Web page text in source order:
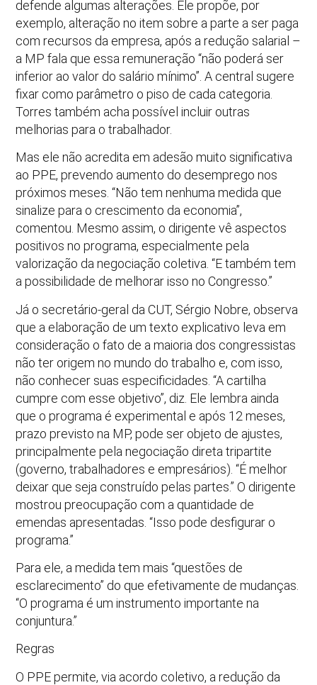
defende algumas alterações. Ele propõe, por
exemplo, alteração no item sobre a parte a ser paga
com recursos da empresa, após a redução salarial –
a MP fala que essa remuneração “não poderá ser
inferior ao valor do salário mínimo”. A central sugere
fixar como parâmetro o piso de cada categoria.
Torres também acha possível incluir outras
melhorias para o trabalhador.
Mas ele não acredita em adesão muito significativa
ao PPE, prevendo aumento do desemprego nos
próximos meses. “Não tem nenhuma medida que
sinalize para o crescimento da economia”,
comentou. Mesmo assim, o dirigente vê aspectos
positivos no programa, especialmente pela
valorização da negociação coletiva. “E também tem
a possibilidade de melhorar isso no Congresso.”
Já o secretário-geral da CUT, Sérgio Nobre, observa
que a elaboração de um texto explicativo leva em
consideração o fato de a maioria dos congressistas
não ter origem no mundo do trabalho e, com isso,
não conhecer suas especificidades. “A cartilha
cumpre com esse objetivo”, diz. Ele lembra ainda
que o programa é experimental e após 12 meses,
prazo previsto na MP, pode ser objeto de ajustes,
principalmente pela negociação direta tripartite
(governo, trabalhadores e empresários). “É melhor
deixar que seja construído pelas partes.” O dirigente
mostrou preocupação com a quantidade de
emendas apresentadas. “Isso pode desfigurar o
programa.”
Para ele, a medida tem mais “questões de
esclarecimento” do que efetivamente de mudanças.
“O programa é um instrumento importante na
conjuntura.”
Regras
O PPE permite, via acordo coletivo, a redução da